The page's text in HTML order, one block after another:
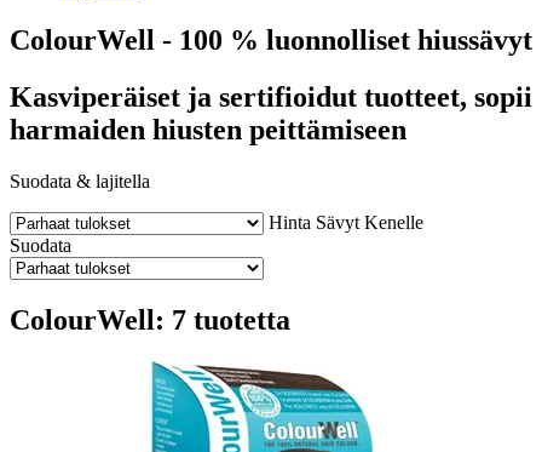
ColourWell - 100 % luonnolliset hiussävyt
Kasviperäiset ja sertifioidut tuotteet, sopii
harmaiden hiusten peittämiseen
Suodata & lajitella
Hinta Sävyt Kenelle
Suodata
ColourWell: 7 tuotetta